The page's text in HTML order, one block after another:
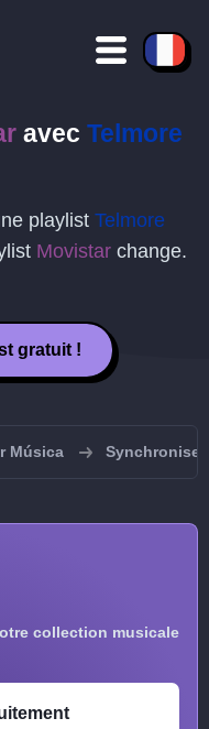
avec Telmore
playlist Telmore
Movistar change.
gratuit !
Música
collection musicale